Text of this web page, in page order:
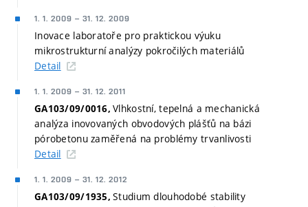
1. 1. 2009 – 31. 12. 2009
Inovace laboratoře pro praktickou výuku
mikrostrukturní analýzy pokročilých materiálů
Detail
1. 1. 2009 – 31. 12. 2011
GA103/09/0016,Vlhkostní, tepelná a mechanická
analýza inovovaných obvodových plášťů na bázi
pórobetonu zaměřená na problémy trvanlivosti
Detail
1. 1. 2009 – 31. 12. 2012
GA103/09/1935,Studium dlouhodobé stability